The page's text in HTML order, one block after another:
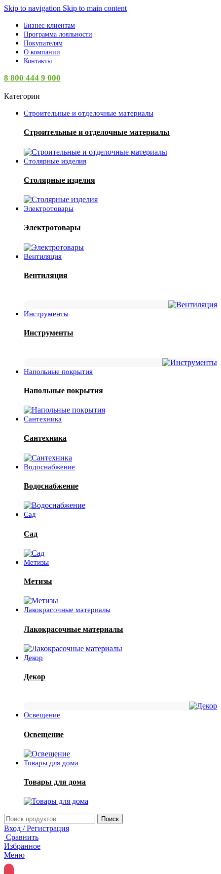
Skip to navigation Skip to main content
Бизнес-клиентам
Программа лояльности
Покупателям
О компании
Контакты
8 800 444 9 000
Категории
Строительные и отделочные материалы
Строительные и отделочные материалы
Столярные изделия
Столярные изделия
Электротовары
Электротовары
Вентиляция
Вентиляция
Инструменты
Инструменты
Напольные покрытия
Напольные покрытия
Сантехника
Сантехника
Водоснабжение
Водоснабжение
Сад
Сад
Метизы
Метизы
Лакокрасочные материалы
Лакокрасочные материалы
Декор
Декор
Освещение
Освещение
Товары для дома
Товары для дома
Поиск
Вход / Регистрация
Сравнить
Избранное
Меню